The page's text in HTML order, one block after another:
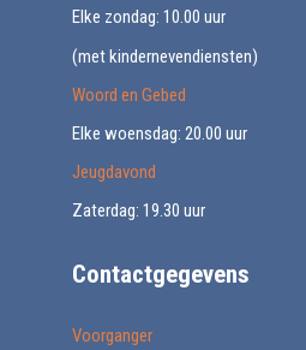
Elke zondag: 10.00 uur
(met kindernevendiensten)
Woord en Gebed
Elke woensdag: 20.00 uur
Jeugdavond
Zaterdag: 19.30 uur
Contactgegevens
Voorganger